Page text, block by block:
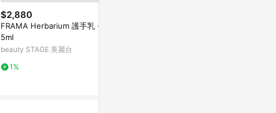
$2,880
FRAMA Herbarium 護手乳 - 37
5ml
beauty STAGE 美麗台
1%